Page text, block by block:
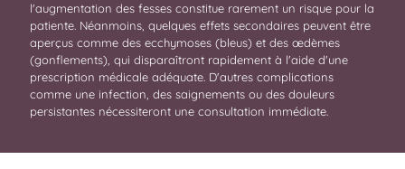
l'augmentation des fesses constitue rarement un risque pour la
patiente. Néanmoins, quelques effets secondaires peuvent être
aperçus comme des ecchymoses (bleus) et des œdèmes
(gonflements), qui disparaîtront rapidement à l'aide d'une
prescription médicale adéquate. D'autres complications
comme une infection, des saignements ou des douleurs
persistantes nécessiteront une consultation immédiate.